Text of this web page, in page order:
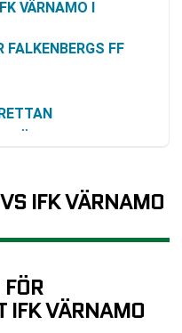
VÄRNAMO I
FALKENBERGS FF
PÅ TV OCH ONLINE
MATCHSTART
FF VS IFK
FF
IFK VÄRNAMO
IFK VÄRNAMO